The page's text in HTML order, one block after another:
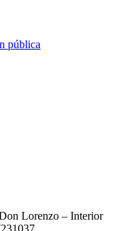
Lorenzo – Interior